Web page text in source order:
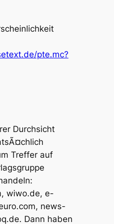
pte.mc?
Durchsicht
Treffer auf
wiwo.de, e-
news-
Dann haben